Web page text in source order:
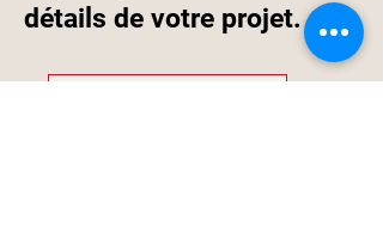
détails de votre projet.